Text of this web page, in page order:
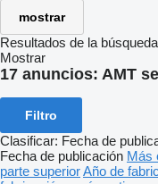
mostrar
Resultados de la
Mostrar
17 anuncios: AMT
Filtro
Clasificar: Fecha de
Fecha de publicación Más
parte superiorAño de